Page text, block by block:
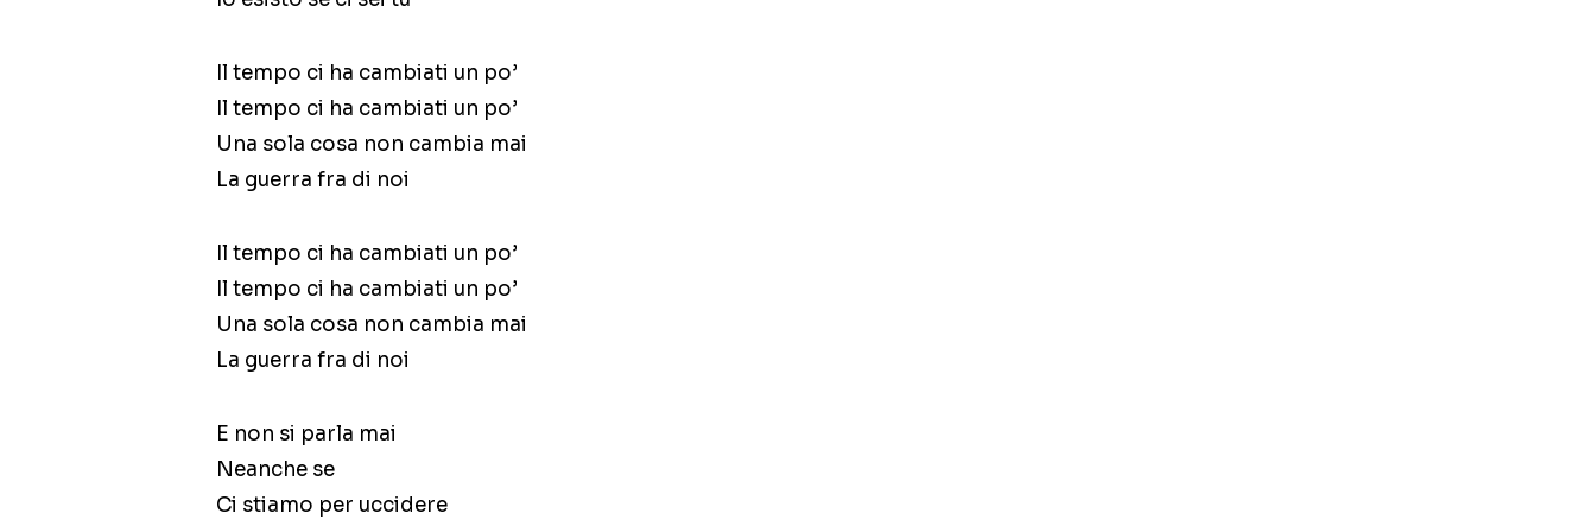
Il tempo ci ha cambiati un po’
Il tempo ci ha cambiati un po’
Una sola cosa non cambia mai
La guerra fra di noi
Il tempo ci ha cambiati un po’
Il tempo ci ha cambiati un po’
Una sola cosa non cambia mai
La guerra fra di noi
E non si parla mai
Neanche se
Ci stiamo per uccidere